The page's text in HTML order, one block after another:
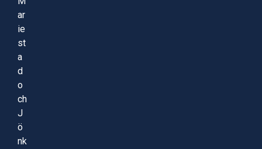
ar
ie
st
a
d
o
ch
J
ö
nk